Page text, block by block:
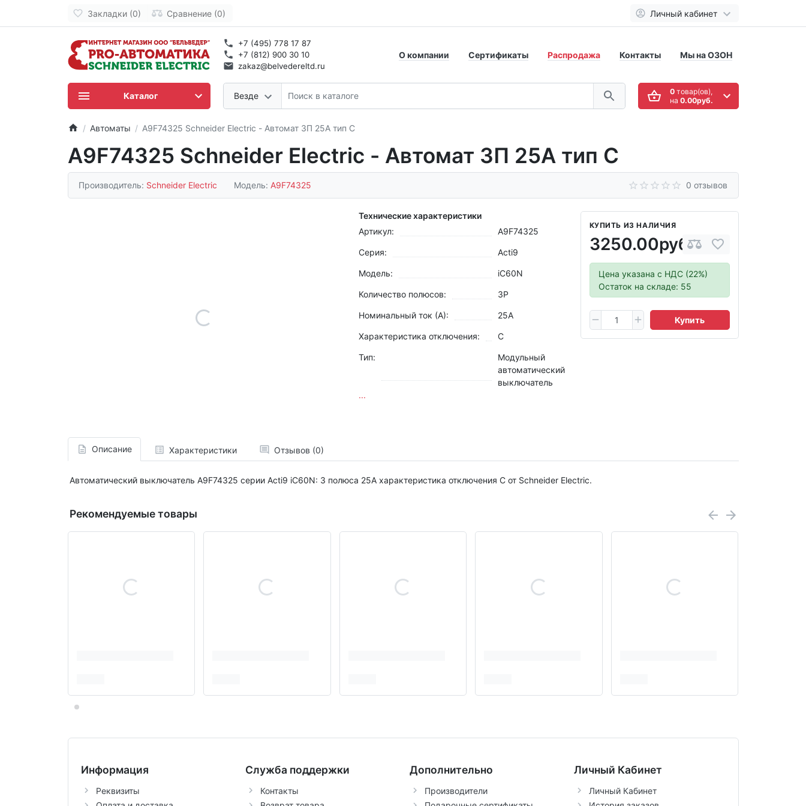
Закладки (0) Сравнение (0) Личный кабинет
+7 (495) 778 17 87
+7 (812) 900 30 10
zakaz@belvedereltd.ru
Везде
О компании Сертификаты Распродажа Контакты Мы на ОЗОН
0товар(ов),
на 0.00руб.
Каталог
Автоматы A9F74325 Schneider Electric - Автомат 3П 25A тип C
A9F74325 Schneider Electric - Автомат 3П 25A тип C
Производитель: Schneider Electric Модель: A9F74325 0 отзывов
КУПИТЬ ИЗ НАЛИЧИЯ
3250.00руб.
Цена указана с НДС (22%)
Остаток на складе: 55
Купить
Технические характеристики
Артикул:
A9F74325
Серия: Acti9
Модель: iC60N
Количество полюсов: 3P
Номинальный ток (А): 25А
Характеристика отключения: C
Тип:
Модульный
автоматический
выключатель
...
Описание Характеристики Отзывов (0)
Автоматический выключатель A9F74325 серии Acti9 iC60N: 3 полюса 25А характеристика отключения С от Schneider Electric.
Рекомендуемые товары
Информация
Реквизиты
Служба поддержки
Контакты
Дополнительно
Производители
Личный Кабинет
Личный Кабинет